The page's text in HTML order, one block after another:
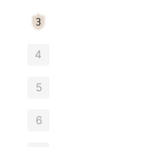
4
5
6